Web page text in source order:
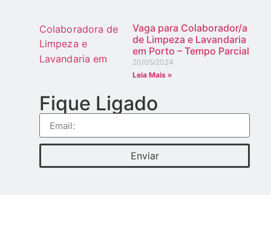
Vaga para Colaborador/a
de Limpeza e Lavandaria
em Porto – Tempo Parcial
20/05/2024
Leia Mais »
Fique Ligado
Enviar